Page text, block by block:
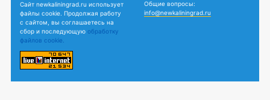
Сайт newkaliningrad.ru использует
файлы cookie. Продолжая работу
с сайтом, вы соглашаетесь на
сбор и последующую обработку
файлов cookie.
Общие вопросы:
info@newkaliningrad.ru